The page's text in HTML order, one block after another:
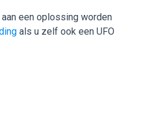
een oplossing worden
als u zelf ook een UFO